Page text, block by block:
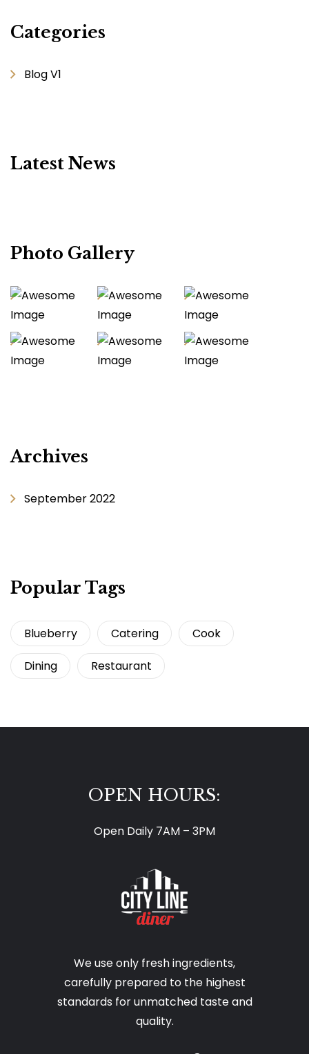
Categories
Blog V1
Latest News
Photo Gallery
Archives
September 2022
Popular Tags
Blueberry Catering Cook
Dining Restaurant
OPEN HOURS:
Open Daily 7AM – 3PM
We use only fresh ingredients,
carefully prepared to the highest
standards for unmatched taste and
quality.